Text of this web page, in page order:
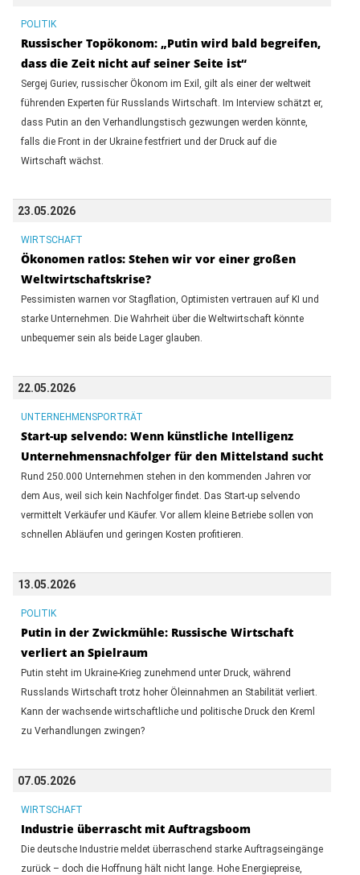
POLITIK
Russischer Topökonom: „Putin wird bald begreifen,
dass die Zeit nicht auf seiner Seite ist“
Sergej Guriev, russischer Ökonom im Exil, gilt als einer der weltweit
führenden Experten für Russlands Wirtschaft. Im Interview schätzt er,
dass Putin an den Verhandlungstisch gezwungen werden könnte,
falls die Front in der Ukraine festfriert und der Druck auf die
Wirtschaft wächst.
23.05.2026
WIRTSCHAFT
Ökonomen ratlos: Stehen wir vor einer großen
Weltwirtschaftskrise?
Pessimisten warnen vor Stagflation, Optimisten vertrauen auf KI und
starke Unternehmen. Die Wahrheit über die Weltwirtschaft könnte
unbequemer sein als beide Lager glauben.
22.05.2026
UNTERNEHMENSPORTRÄT
Start-up selvendo: Wenn künstliche Intelligenz
Unternehmensnachfolger für den Mittelstand sucht
Rund 250.000 Unternehmen stehen in den kommenden Jahren vor
dem Aus, weil sich kein Nachfolger findet. Das Start-up selvendo
vermittelt Verkäufer und Käufer. Vor allem kleine Betriebe sollen von
schnellen Abläufen und geringen Kosten profitieren.
13.05.2026
POLITIK
Putin in der Zwickmühle: Russische Wirtschaft
verliert an Spielraum
Putin steht im Ukraine-Krieg zunehmend unter Druck, während
Russlands Wirtschaft trotz hoher Öleinnahmen an Stabilität verliert.
Kann der wachsende wirtschaftliche und politische Druck den Kreml
zu Verhandlungen zwingen?
07.05.2026
WIRTSCHAFT
Industrie überrascht mit Auftragsboom
Die deutsche Industrie meldet überraschend starke Auftragseingänge
zurück – doch die Hoffnung hält nicht lange. Hohe Energiepreise,